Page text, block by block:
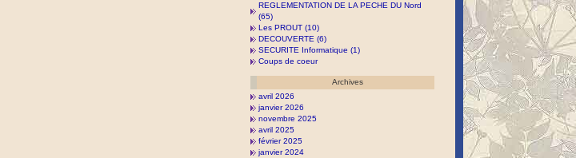
REGLEMENTATION DE LA PECHE DU Nord
(65)
Les PROUT (10)
DECOUVERTE (6)
SECURITE Informatique (1)
Coups de coeur
Archives
avril 2026
janvier 2026
novembre 2025
avril 2025
février 2025
janvier 2024